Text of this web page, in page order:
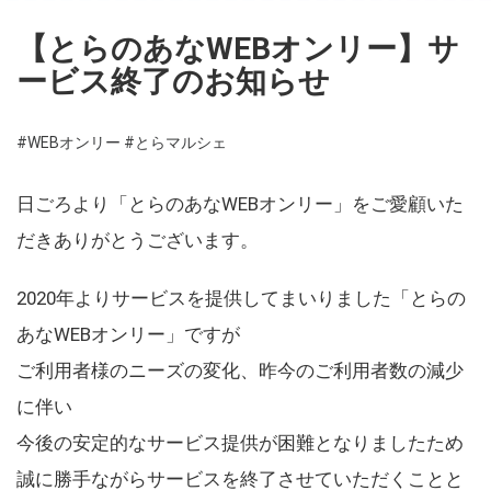
【とらのあなWEBオンリー】サ
ービス終了のお知らせ
#WEBオンリー #とらマルシェ
日ごろより「とらのあなWEBオンリー」をご愛顧いた
だきありがとうございます。
2020年よりサービスを提供してまいりました「とらの
あなWEBオンリー」ですが
ご利用者様のニーズの変化、昨今のご利用者数の減少
に伴い
今後の安定的なサービス提供が困難となりましたため
誠に勝手ながらサービスを終了させていただくことと